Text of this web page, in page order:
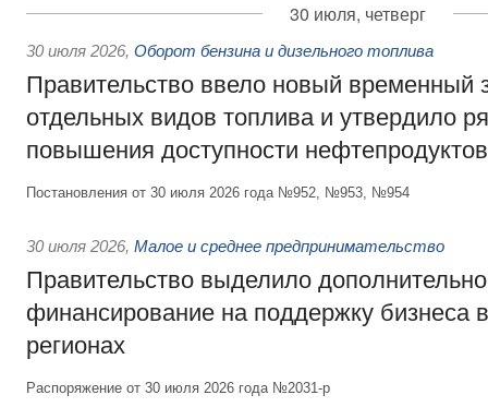
30 июля, четверг
30 июля 2026, Оборот бензина и дизельного топлива
Правительство ввело новый временный
отдельных видов топлива и утвердило
повышения доступности нефтепродуктов
Постановления от 30 июля 2026 года №952, №953, №954
30 июля 2026, Малое и среднее предпринимательство
Правительство выделило
финансирование на поддержку бизнеса
регионах
Распоряжение от 30 июля 2026 года №2031-р